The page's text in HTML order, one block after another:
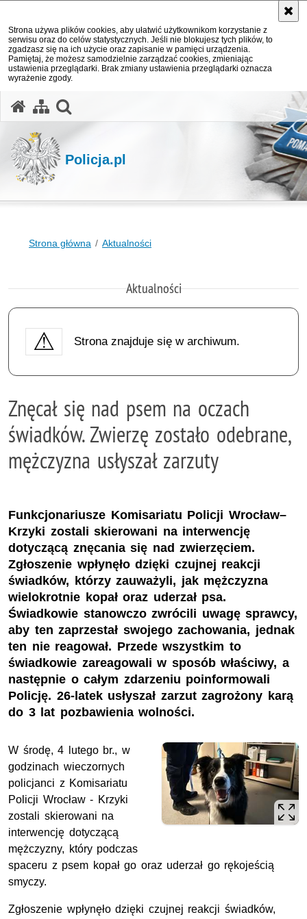
Strona używa plików cookies, aby ułatwić użytkownikom korzystanie z
serwisu oraz do celów statystycznych. Jeśli nie blokujesz tych plików, to
zgadzasz się na ich użycie oraz zapisanie w pamięci urządzenia.
Pamiętaj, że możesz samodzielnie zarządzać cookies, zmieniając
ustawienia przeglądarki. Brak zmiany ustawienia przeglądarki oznacza
wyrażenie zgody.
Policja.pl
Strona główna Aktualności
Aktualności
Strona znajduje się w archiwum.
Znęcał się nad psem na oczach
świadków. Zwierzę zostało odebrane,
mężczyzna usłyszał zarzuty
Funkcjonariusze Komisariatu Policji Wrocław–
Krzyki zostali skierowani na interwencję
dotyczącą znęcania się nad zwierzęciem.
Zgłoszenie wpłynęło dzięki czujnej reakcji
świadków, którzy zauważyli, jak mężczyzna
wielokrotnie kopał oraz uderzał psa.
Świadkowie stanowczo zwrócili uwagę sprawcy,
aby ten zaprzestał swojego zachowania, jednak
ten nie reagował. Przede wszystkim to
świadkowie zareagowali w sposób właściwy, a
następnie o całym zdarzeniu poinformowali
Policję. 26-latek usłyszał zarzut zagrożony karą
do 3 lat pozbawienia wolności.
W środę, 4 lutego br., w
godzinach wieczornych
policjanci z Komisariatu
Policji Wrocław - Krzyki
zostali skierowani na
interwencję dotyczącą
mężczyzny, który podczas
spaceru z psem kopał go oraz uderzał go rękojeścią
smyczy.
Zgłoszenie wpłynęło dzięki czujnej reakcji świadków,